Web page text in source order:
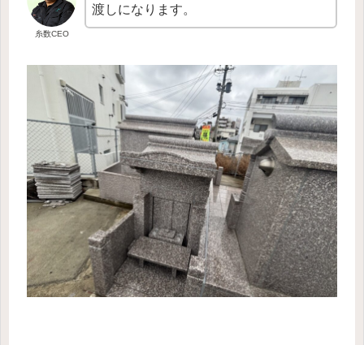
糸数CEO
渡しになります。